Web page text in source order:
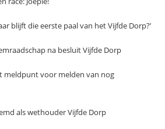
blijft die eerste paal van het Vijfde Dorp?’
na besluit Vijfde Dorp
meldpunt voor melden van nog
als wethouder Vijfde Dorp